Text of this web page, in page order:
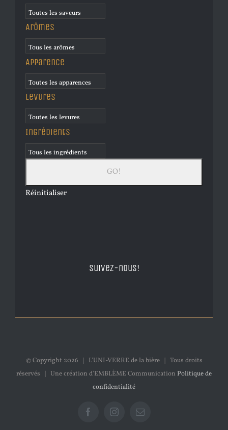
Arômes
Apparence
Levures
Ingrédients
Réinitialiser
Suivez-nous!
© Copyright 2026 | L'UNI-VERRE de la bière | Tous droits
réservés | Une création d'EMBLÈME Communication Politique de
confidentialité
FacebookInstagramEmail